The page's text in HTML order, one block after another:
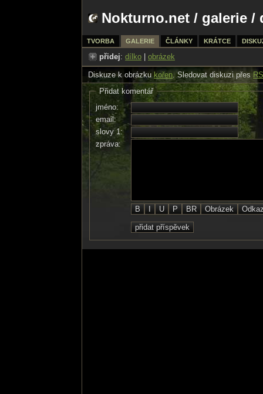
Nokturno.net / galerie /
TVORBA GALERIE ČLÁNKY KRÁTCE
přidej: dílko obrázek
Diskuze k obrázku kořen. Sledovat diskuzi přes
Přidat komentář
jméno:
email:
slovy 1:
zpráva: